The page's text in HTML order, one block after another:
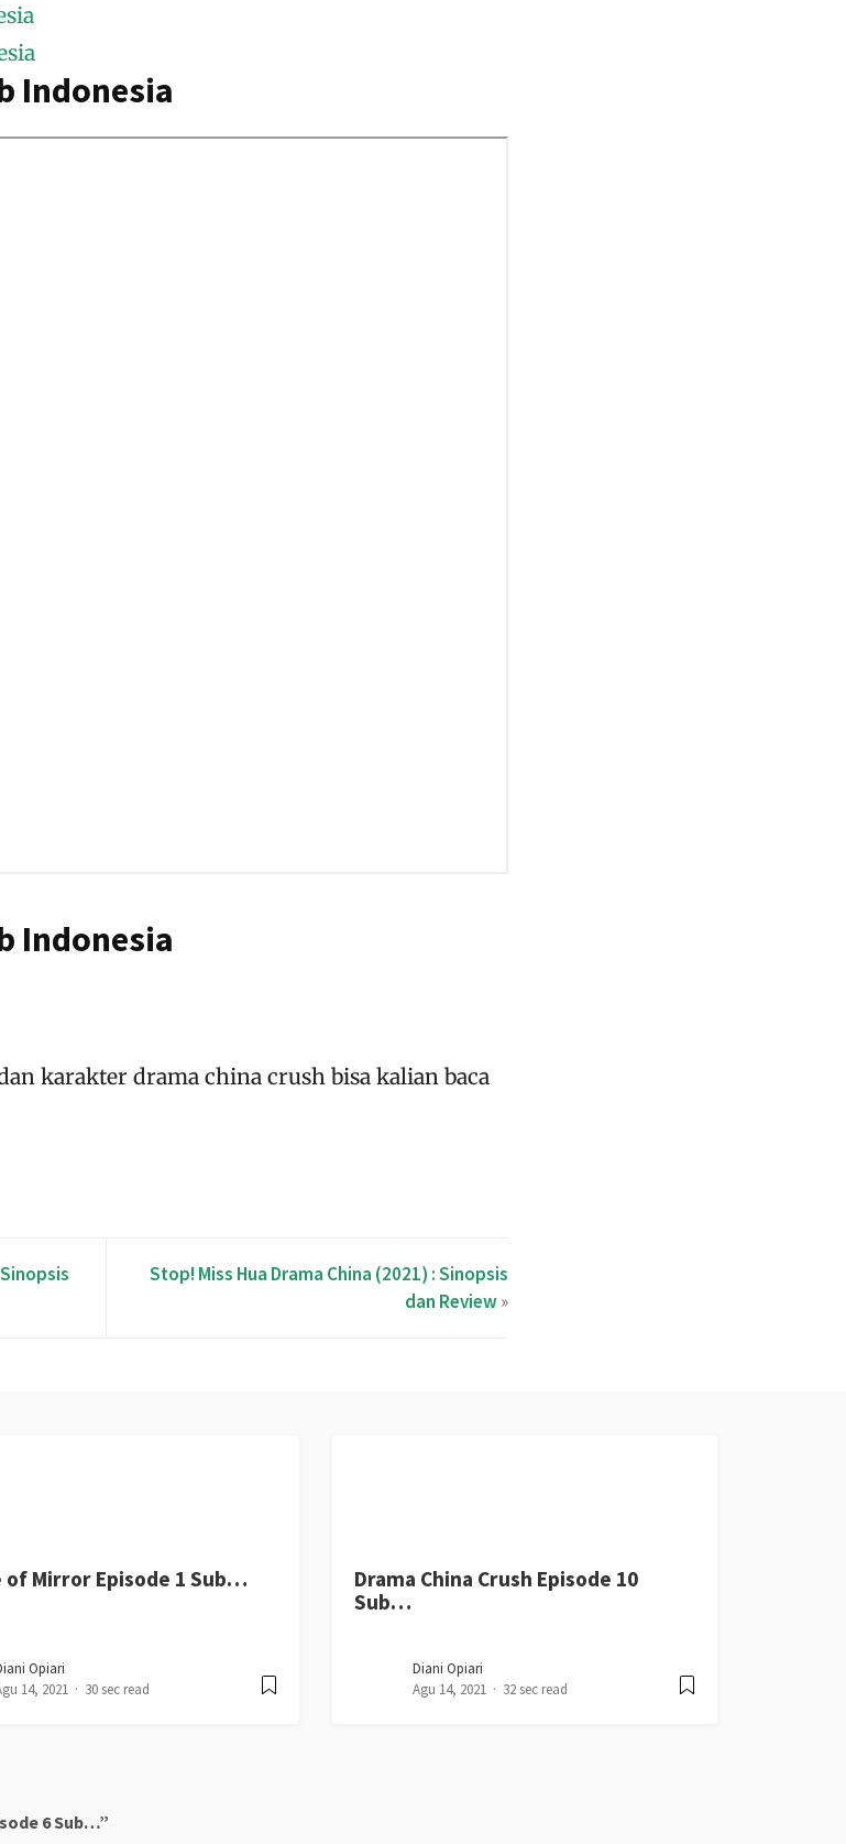
Indonesia
Indonesia
karakter drama china crush bisa kalian baca
Stop! Miss Hua Drama China (2021) : Sinopsis
dan Review»
of Mirror Episode 1 Sub…
Opiari
14, 2021
30 sec read
Drama China Crush Episode 10
Sub…
Diani Opiari
Agu 14, 2021
32 sec read
6 Sub…”